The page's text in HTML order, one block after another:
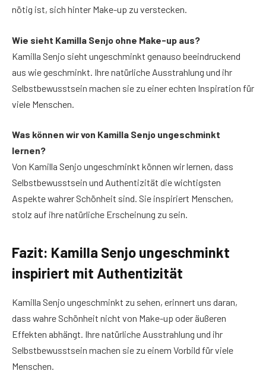
nötig ist, sich hinter Make-up zu verstecken.
Wie sieht Kamilla Senjo ohne Make-up aus?
Kamilla Senjo sieht ungeschminkt genauso beeindruckend
aus wie geschminkt. Ihre natürliche Ausstrahlung und ihr
Selbstbewusstsein machen sie zu einer echten Inspiration für
viele Menschen.
Was können wir von Kamilla Senjo ungeschminkt
lernen?
Von Kamilla Senjo ungeschminkt können wir lernen, dass
Selbstbewusstsein und Authentizität die wichtigsten
Aspekte wahrer Schönheit sind. Sie inspiriert Menschen,
stolz auf ihre natürliche Erscheinung zu sein.
Fazit: Kamilla Senjo ungeschminkt
inspiriert mit Authentizität
Kamilla Senjo ungeschminkt zu sehen, erinnert uns daran,
dass wahre Schönheit nicht von Make-up oder äußeren
Effekten abhängt. Ihre natürliche Ausstrahlung und ihr
Selbstbewusstsein machen sie zu einem Vorbild für viele
Menschen.